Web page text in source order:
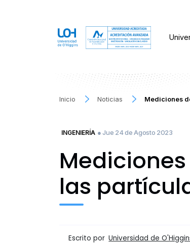
Inicio Noticias Mediciones
INGENIERÍA ● Jue 24 de Agosto 2023
las
Escrito por Universidad de